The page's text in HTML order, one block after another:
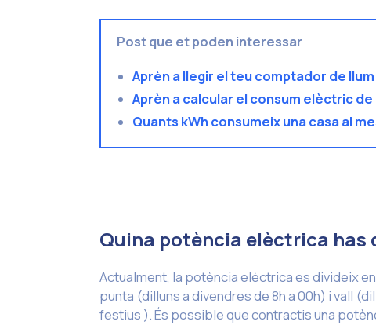
Post que et poden interessar
Aprèn a llegir el teu comptador de
Aprèn a calcular el consum elèctric
Quants kWh consumeix una casa al
Quina potència elèctrica has
Actualment, la potència elèctrica es divideix
punta (dilluns a divendres de 8h a 00h) i vall
festius ). És possible que contractis una